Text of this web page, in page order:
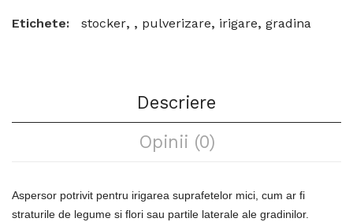
Etichete: stocker, , pulverizare, irigare, gradina
Descriere
Opinii (0)
Aspersor potrivit pentru irigarea suprafetelor mici, cum ar fi
straturile de legume si flori sau partile laterale ale gradinilor.